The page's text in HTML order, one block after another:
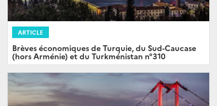
ARTICLE
Brèves économiques de Turquie, du Sud-Caucase
(hors Arménie) et du Turkménistan n°310